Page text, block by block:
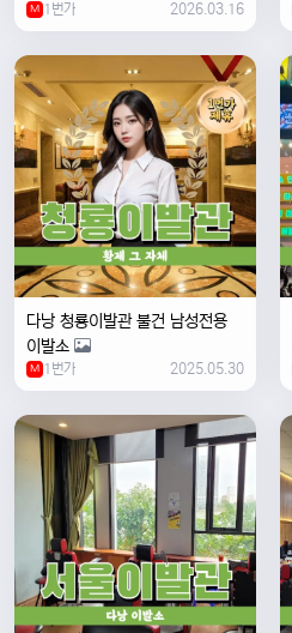
M 1번가 2026.03.16
다낭 청룡이발관 불건 남성전용
이발소
M 1번가 2025.05.30